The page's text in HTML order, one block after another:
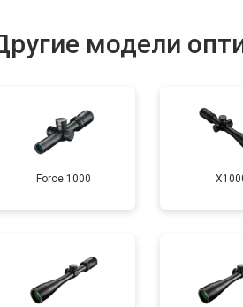
Смещение линз
модели
Force 1000